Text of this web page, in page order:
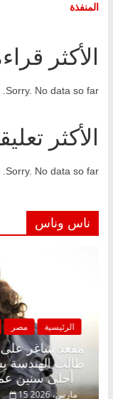
المنفذة
الأكثر
Sorry. No data so far.
الأكثر
Sorry. No data so far.
ناس وناس
الرئيسية
مقعد
طالب
أحلى سنين عمره بتضيع في السجن
15 مارس، 2026
د.